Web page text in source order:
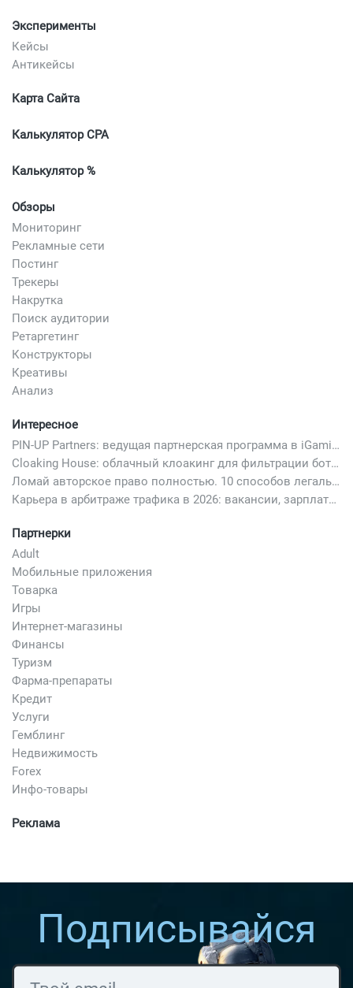
Эксперименты
Кейсы
Антикейсы
Карта Сайта
Калькулятор CPA
Калькулятор %
Обзоры
Мониторинг
Рекламные сети
Постинг
Трекеры
Накрутка
Поиск аудитории
Ретаргетинг
Конструкторы
Креативы
Анализ
Интересное
PIN-UP Partners: ведущая партнерская программа в iGaming
Cloaking House: облачный клоакинг для фильтрации ботов FB и Google Ads — гайд PHP-интеграции 2026
Ломай авторское право полностью. 10 способов легально добавить любимый трек в свой креатив
Карьера в арбитраже трафика в 2026: вакансии, зарплаты и как начать
Партнерки
Adult
Мобильные приложения
Товарка
Игры
Интернет-магазины
Финансы
Туризм
Фарма-препараты
Кредит
Услуги
Гемблинг
Недвижимость
Forex
Инфо-товары
Реклама
Подписывайся